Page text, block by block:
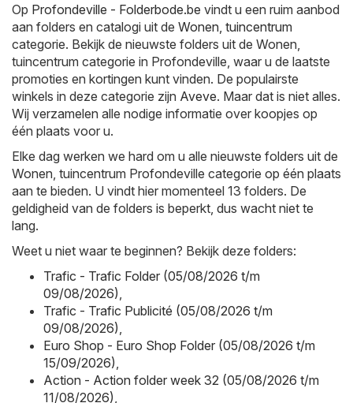
Op Profondeville - Folderbode.be vindt u een ruim aanbod
aan folders en catalogi uit de Wonen, tuincentrum
categorie. Bekijk de nieuwste folders uit de Wonen,
tuincentrum categorie in Profondeville, waar u de laatste
promoties en kortingen kunt vinden. De populairste
winkels in deze categorie zijn Aveve. Maar dat is niet alles.
Wij verzamelen alle nodige informatie over koopjes op
één plaats voor u.
Elke dag werken we hard om u alle nieuwste folders uit de
Wonen, tuincentrum Profondeville categorie op één plaats
aan te bieden. U vindt hier momenteel 13 folders. De
geldigheid van de folders is beperkt, dus wacht niet te
lang.
Weet u niet waar te beginnen? Bekijk deze folders:
Trafic - Trafic Folder (05/08/2026 t/m
09/08/2026)
Trafic - Trafic Publicité (05/08/2026 t/m
09/08/2026)
Euro Shop - Euro Shop Folder (05/08/2026 t/m
15/09/2026)
Action - Action folder week 32 (05/08/2026 t/m
11/08/2026)